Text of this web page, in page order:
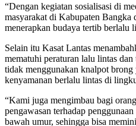
“Dengan kegiatan sosialisasi di
masyarakat di Kabupaten Bangka
menerapkan budaya tertib berlalu
Selain itu Kasat Lantas
mematuhi peraturan lalu lintas dan
tidak menggunakan knalpot brong
kenyamanan berlalu lintas di
“Kami juga mengimbau bagi
pengawasan terhadap
bawah umur, sehingga bisa